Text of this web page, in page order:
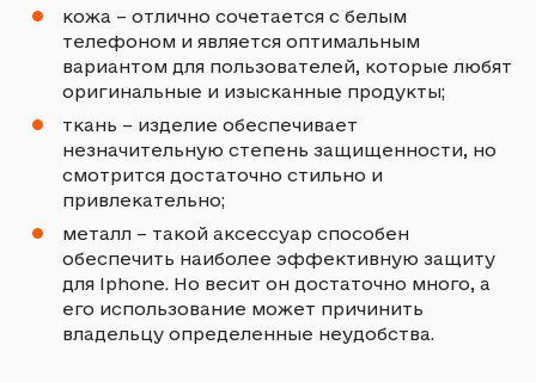
кожа – отлично сочетается с белым
телефоном и является оптимальным
вариантом для пользователей, которые любят
оригинальные и изысканные продукты;
ткань – изделие обеспечивает
незначительную степень защищенности, но
смотрится достаточно стильно и
привлекательно;
металл – такой аксессуар способен
обеспечить наиболее эффективную защиту
для Iphone. Но весит он достаточно много, а
его использование может причинить
владельцу определенные неудобства.